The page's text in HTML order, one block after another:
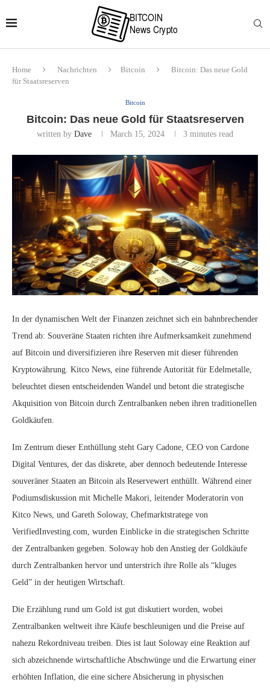
Home Nachrichten Bitcoin
Bitcoin: Das neue Gold
für Staatsreserven
Bitcoin
Bitcoin: Das neue Gold für Staatsreserven
written by Dave March 15, 2024 3 minutes read
In der dynamischen Welt der Finanzen zeichnet sich ein bahnbrechender
Trend ab: Souveräne Staaten richten ihre Aufmerksamkeit zunehmend
auf Bitcoin und diversifizieren ihre Reserven mit dieser führenden
Kryptowährung. Kitco News, eine führende Autorität für Edelmetalle,
beleuchtet diesen entscheidenden Wandel und betont die strategische
Akquisition von Bitcoin durch Zentralbanken neben ihren traditionellen
Goldkäufen.
Im Zentrum dieser Enthüllung steht Gary Cadone, CEO von Cardone
Digital Ventures, der das diskrete, aber dennoch bedeutende Interesse
souveräner Staaten an Bitcoin als Reservewert enthüllt. Während einer
Podiumsdiskussion mit Michelle Makori, leitender Moderatorin von
Kitco News, und Gareth Soloway, Chefmarktstratege von
VerifiedInvesting.com, wurden Einblicke in die strategischen Schritte
der Zentralbanken gegeben. Soloway hob den Anstieg der Goldkäufe
durch Zentralbanken hervor und unterstrich ihre Rolle als “kluges
Geld” in der heutigen Wirtschaft.
Die Erzählung rund um Gold ist gut diskutiert worden, wobei
Zentralbanken weltweit ihre Käufe beschleunigen und die Preise auf
nahezu Rekordniveau treiben. Dies ist laut Soloway eine Reaktion auf
sich abzeichnende wirtschaftliche Abschwünge und die Erwartung einer
erhöhten Inflation, die eine sichere Absicherung in physischen